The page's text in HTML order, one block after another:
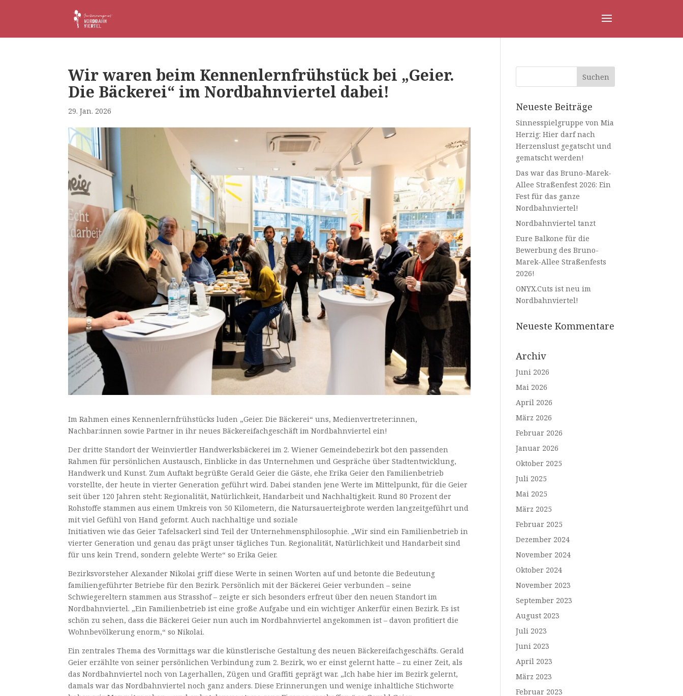
Wir waren beim Kennenlernfrühstück bei „Geier.
Die Bäckerei“ im Nordbahnviertel dabei!
29. Jan. 2026
Im Rahmen eines Kennenlernfrühstücks luden „Geier. Die Bäckerei“ uns, Medienvertreter:innen,
Nachbar:innen sowie Partner in ihr neues Bäckereifachgeschäft im Nordbahnviertel ein!
Der dritte Standort der Weinviertler Handwerksbäckerei im 2. Wiener Gemeindebezirk bot den passenden
Rahmen für persönlichen Austausch, Einblicke in das Unternehmen und Gespräche über Stadtentwicklung,
Handwerk und Kunst. Zum Auftakt begrüßte Gerald Geier die Gäste, ehe Erika Geier den Familienbetrieb
vorstellte, der heute in vierter Generation geführt wird. Dabei standen jene Werte im Mittelpunkt, für die Geier
seit über 120 Jahren steht: Regionalität, Natürlichkeit, Handarbeit und Nachhaltigkeit. Rund 80 Prozent der
Rohstoffe stammen aus einem Umkreis von 50 Kilometern, die Natursauerteigbrote werden langzeitgeführt und
mit viel Gefühl von Hand geformt. Auch nachhaltige und soziale
Initiativen wie das Geier Tafelsackerl sind Teil der Unternehmensphilosophie. „Wir sind ein Familienbetrieb in
vierter Generation und genau das prägt unser tägliches Tun. Regionalität, Natürlichkeit und Handarbeit sind
für uns kein Trend, sondern gelebte Werte“ so Erika Geier.
Bezirksvorsteher Alexander Nikolai griff diese Werte in seinen Worten auf und betonte die Bedeutung
familiengeführter Betriebe für den Bezirk. Persönlich mit der Bäckerei Geier verbunden – seine
Schwiegereltern stammen aus Strasshof – zeigte er sich besonders erfreut über den neuen Standort im
Nordbahnviertel. „Ein Familienbetrieb ist eine große Aufgabe und ein wichtiger Ankerfür einen Bezirk. Es ist
schön zu sehen, dass die Bäckerei Geier nun auch im Nordbahnviertel angekommen ist – davon profitiert die
Wohnbevölkerung enorm,“ so Nikolai.
Ein zentrales Thema des Vormittags war die künstlerische Gestaltung des neuen Bäckereifachgeschäfts. Gerald
Geier erzählte von seiner persönlichen Verbindung zum 2. Bezirk, wo er einst gelernt hatte – zu einer Zeit, als
das Nordbahnviertel noch von Lagerhallen, Zügen und Graffiti geprägt war. „Ich habe hier im Bezirk gelernt,
damals war das Nordbahnviertel noch ganz anders. Diese Erinnerungen und wenige inhaltliche Stichworte
Neueste Beiträge
Sinnesspielgruppe von Mia
Herzig: Hier darf nach
Herzenslust gegatscht und
gematscht werden!
Das war das Bruno-Marek-
Allee Straßenfest 2026: Ein
Fest für das ganze
Nordbahnviertel!
Nordbahnviertel tanzt
Eure Balkone für die
Bewerbung des Bruno-
Marek-Allee Straßenfests
2026!
ONYX.Cuts ist neu im
Nordbahnviertel!
Neueste Kommentare
Archiv
Juni 2026
Mai 2026
April 2026
März 2026
Februar 2026
Januar 2026
Oktober 2025
Juli 2025
Mai 2025
März 2025
Februar 2025
Dezember 2024
November 2024
Oktober 2024
November 2023
September 2023
August 2023
Juli 2023
Juni 2023
April 2023
März 2023
Februar 2023